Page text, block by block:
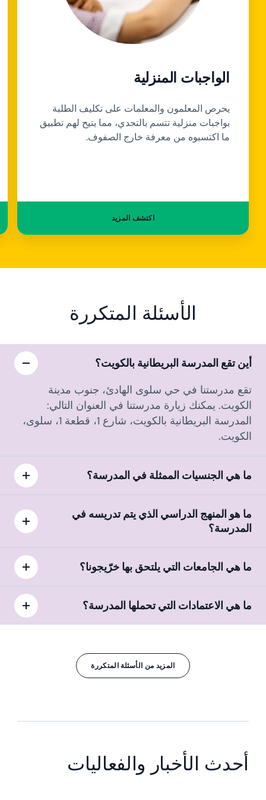
الواجبات المنزلية
يحرص المعلمون والمعلمات على تكليف الطلبة
بواجبات منزلية تتسم بالتحدي، مما يتيح لهم تطبيق
ما اكتسبوه من معرفة خارج الصفوف.
اكتشف المزيد
الأسئلة المتكررة
أين تقع المدرسة البريطانية بالكويت؟
تقع مدرستنا في حي سلوى الهادئ، جنوب مدينة
الكويت. يمكنك زيارة مدرستنا في العنوان التالي:
المدرسة البريطانية بالكويت، شارع 1، قطعة 1، سلوى،
الكويت.
ما هي الجنسيات الممثلة في المدرسة؟
ما هو المنهج الدراسي الذي يتم تدريسه في
المدرسة؟
ما هي الجامعات التي يلتحق بها خرّيجونا؟
ما هي الاعتمادات التي تحملها المدرسة؟
المزيد من الأسئلة المتكررة
أحدث الأخبار والفعاليات